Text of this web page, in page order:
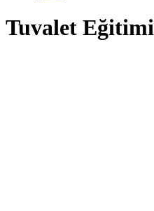
Tuvalet Eğitimi